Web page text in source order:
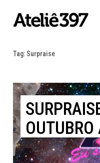
Tag: Surpraise